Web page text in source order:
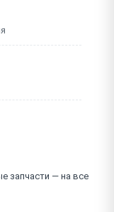
запчасти — на все